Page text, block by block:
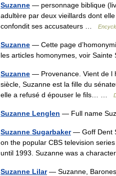
Suzanne — personnage biblique
adultère par deux vieillards dont
confondit ses accusateurs …
Suzanne — Cette page
les articles homonymes, voir
Suzanne — Provenance. Vient de l
siècle, Suzanne est la fille du
elle a refusé d épouser le fils… …
Suzanne Lenglen — Full name
Suzanne Sugarbaker— Goff Dent
on the popular CBS television
until 1993. Suzanne was a
Suzanne Lilar— Suzanne,